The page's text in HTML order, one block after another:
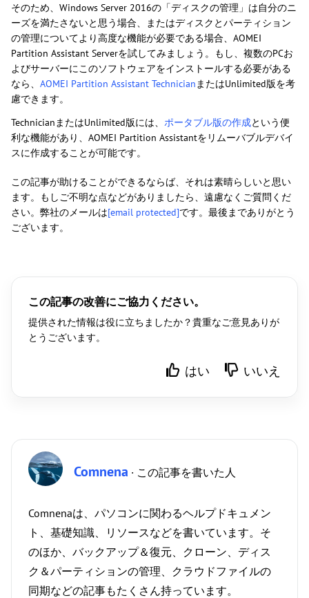
そのため、Windows Server 2016の「ディスクの管理」は自分のニ
ーズを満たさないと思う場合、またはディスクとパーティション
の管理についてより高度な機能が必要である場合、AOMEI
Partition Assistant Serverを試してみましょう。もし、複数のPCお
よびサーバーにこのソフトウェアをインストールする必要がある
なら、 AOMEI Partition Assistant TechnicianまたはUnlimited版を考
慮できます。
TechnicianまたはUnlimited版には、 ポータブル版の作成という便
利な機能があり、AOMEI Partition Assistantをリムーバブルデバイ
スに作成することが可能です。
この記事が助けることができるならば、それは素晴らしいと思い
ます。もしご不明な点などがありましたら、遠慮なくご質問くだ
さい。弊社のメールは[email protected]です。最後までありがとう
ございます。
この記事の改善にご協力ください。
提供された情報は役に立ちましたか？貴重なご意見ありが
とうございます。
はい いいえ
Comnena · この記事を書いた人
Comnenaは、パソコンに関わるヘルプドキュメン
ト、基礎知識、リソースなどを書いています。そ
のほか、バックアップ＆復元、クローン、ディス
ク＆パーティションの管理、クラウドファイルの
同期などの記事もたくさん持っています。